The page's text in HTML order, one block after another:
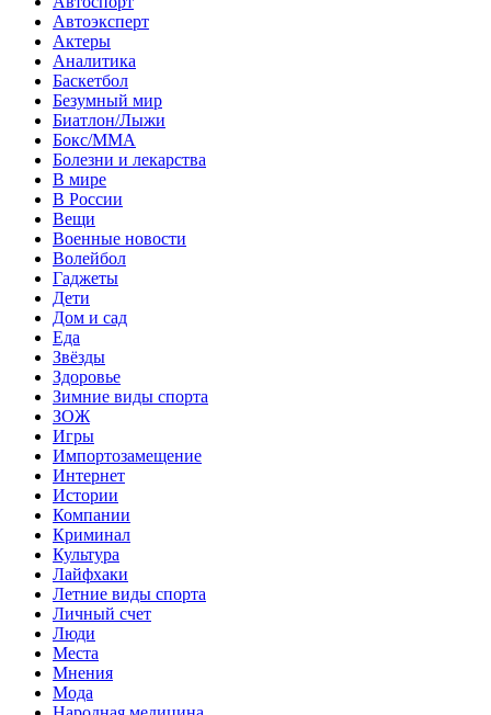
Автоэксперт
Актеры
Аналитика
Баскетбол
Безумный мир
Биатлон/Лыжи
Бокс/MMA
Болезни и лекарства
В мире
В России
Вещи
Военные новости
Волейбол
Гаджеты
Дети
Дом и сад
Еда
Звёзды
Здоровье
Зимние виды спорта
ЗОЖ
Игры
Импортозамещение
Интернет
Истории
Компании
Криминал
Культура
Лайфхаки
Летние виды спорта
Личный счет
Люди
Места
Мнения
Мода